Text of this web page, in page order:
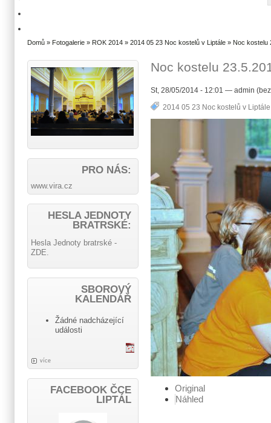
Domů » Fotogalerie » ROK 2014 » 2014 05 23 Noc kostelů v Liptále » Noc kostelu
Noc kostelu
St, 28/05/2014 - 12:01 — admin
2014 05 23 Noc kostelů v Liptále
Original
Náhled
PRO NÁS:
www.vira.cz
HESLA JEDNOTY
BRATRSKÉ:
Hesla Jednoty bratrské -
ZDE.
SBOROVÝ
KALENDÁŘ
Žádné nadcházející
události
více
FACEBOOK ČCE
LIPTÁL